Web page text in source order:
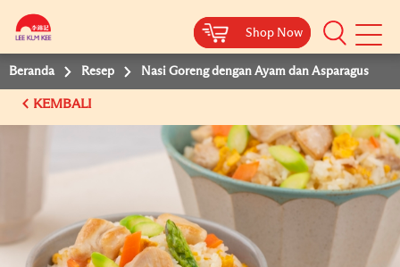
Shop Now
Shop Now
Beranda Resep Nasi Goreng dengan Ayam dan Asparagus
KEMBALI